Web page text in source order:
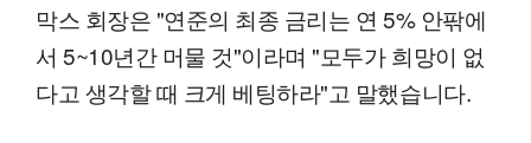
막스 회장은 "연준의 최종 금리는 연 5% 안팎에
서 5~10년간 머물 것"이라며 "모두가 희망이 없
다고 생각할 때 크게 베팅하라"고 말했습니다.